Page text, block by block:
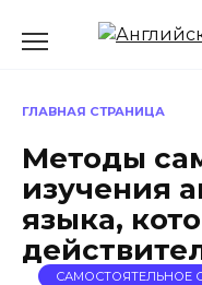
ГЛАВНАЯ СТРАНИЦА
Методы
изучения
языка,
САМОСТОЯТЕЛЬНОЕ